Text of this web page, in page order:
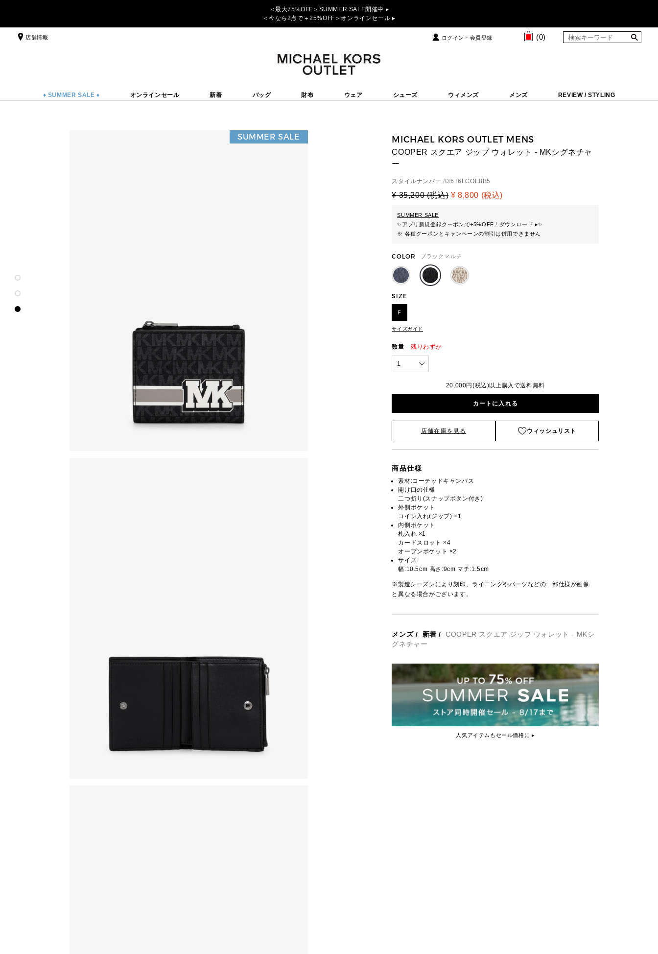
＜最大75%OFF＞SUMMER SALE開催中 ▸
＜今なら2点で＋25%OFF＞オンラインセール ▸
店舗情報 ログイン・会員登録 (0)
♦ SUMMER SALE ♦ オンラインセール 新着 バッグ 財布 ウェア シューズ ウィメンズ メンズ REVIEW / STYLING
SUMMER SALE MICHAEL KORS OUTLET MENS
COOPER スクエア ジップ ウォレット - MKシグネチャ
ー
スタイルナンバー #36T6LCOE8B5
¥ 35,200 (税込) ¥ 8,800 (税込)
SUMMER SALE
✨アプリ新規登録クーポンで+5%OFF ! ダウンロード ▸✨
※ 各種クーポンとキャンペーンの割引は併用できません
COLOR ブラックマルチ
SIZE
F
サイズガイド
数量 残りわずか
1
20,000円(税込)以上購入で送料無料
カートに入れる
店舗在庫を見る ウィッシュリスト
商品仕様
素材:コーテッドキャンバス
開け口の仕様
二つ折り(スナップボタン付き)
外側ポケット
コイン入れ(ジップ) ×1
内側ポケット
札入れ ×1
カードスロット ×4
オープンポケット ×2
サイズ:
幅:10.5cm 高さ:9cm マチ:1.5cm
※製造シーズンにより刻印、ライニングやパーツなどの一部仕様が画像
と異なる場合がございます。
メンズ/ 新着 /
COOPER スクエア ジップ ウォレット - MKシ
グネチャー
人気アイテムもセール価格に ▸